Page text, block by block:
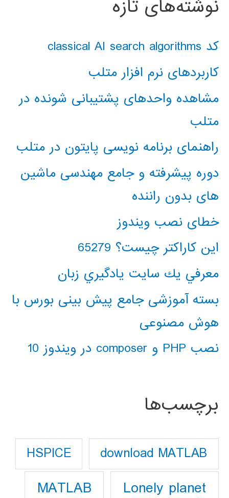
نوشته‌های تازه
کد classical AI search algorithms
کاربردهای نرم افزار متلب
مشاهده واحدهای پشتیبانی شونده در
متلب
راهنمای برنامه نویسی پایتون در متلب
دوره پیشرفته و جامع مهندسی ماشین
های بدون راننده
خطای نصب ویندوز
این کاراکتر چیست؟ 65279
معرفي يك سايت يادگيري زبان
بسته آموزشی جامع پیش بینی بورس با
هوش مصنوعی
نصب PHP و composer در ویندوز 10
برچسب‌ها
download MATLAB
HSPICE
Lonely planet
MATLAB